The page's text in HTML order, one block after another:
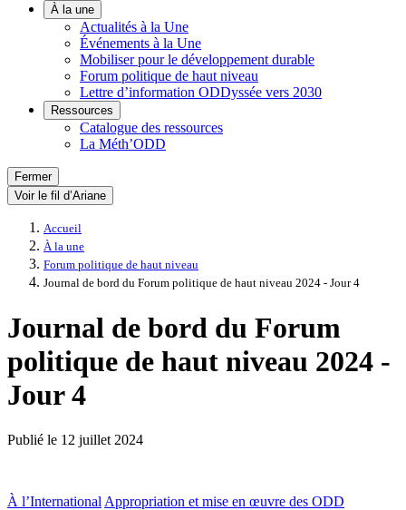
À la une
Actualités à la Une
Événements à la Une
Mobiliser pour le développement durable
Forum politique de haut niveau
Lettre d’information ODDyssée vers 2030
Ressources
Catalogue des ressources
La Méth’ODD
Fermer
Voir le fil d’Ariane
Accueil
À la une
Forum politique de haut niveau
Journal de bord du Forum politique de haut niveau 2024 - Jour 4
Journal de bord du Forum
politique de haut niveau 2024 -
Jour 4
Publié le 12 juillet 2024
À l’International Appropriation et mise en œuvre des ODD